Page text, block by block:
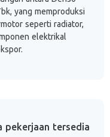
yang memproduksi
seperti radiator,
elektrikal
pekerjaan tersedia